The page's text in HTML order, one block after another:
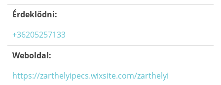
Érdeklődni:
+36205257133
Weboldal:
https://zarthelyipecs.wixsite.com/zarthelyi